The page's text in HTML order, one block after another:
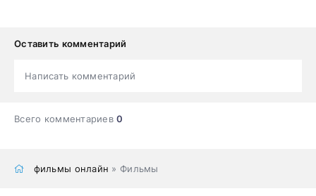
Оставить комментарий
Написать комментарий
Всего комментариев0
фильмы онлайн » Фильмы